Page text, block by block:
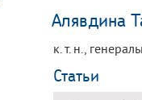
Алявдина
к. т. н.,
Статьи